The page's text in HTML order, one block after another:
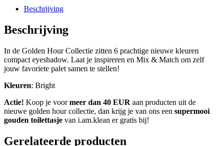
Beschrijving
Beschrijving
In de Golden Hour Collectie zitten 6 prachtige nieuwe kleuren
compact eyeshadow. Laat je inspireren en Mix & Match om zelf
jouw favoriete palet samen te stellen!
Kleuren: Bright
Actie! Koop je voormeer dan 40 EUR aan producten uit de
nieuwe golden hour collectie, dan krijg je van ons een supermooi
gouden toilettasje van i.am.klean er gratis bij!
Gerelateerde producten